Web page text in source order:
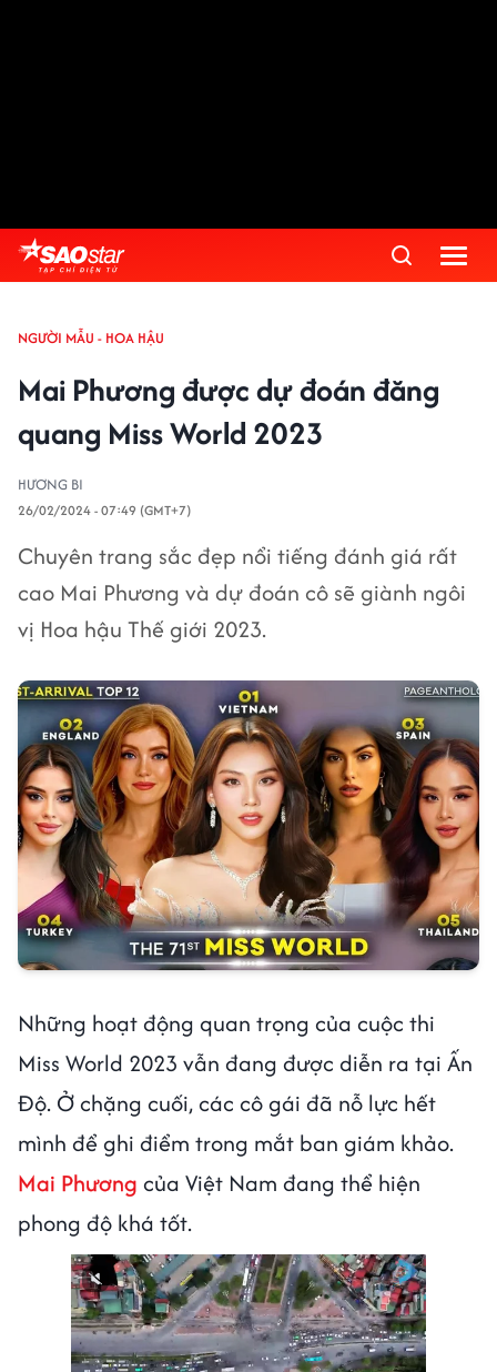
NGƯỜI MẪU - HOA HẬU
Mai Phương được dự đoán đăng
quang Miss World 2023
HƯƠNG BI
26/02/2024 - 07:49 (GMT+7)
Chuyên trang sắc đẹp nổi tiếng đánh giá rất
cao Mai Phương và dự đoán cô sẽ giành ngôi
vị Hoa hậu Thế giới 2023.
Những hoạt động quan trọng của cuộc thi
Miss World 2023 vẫn đang được diễn ra tại Ấn
Độ. Ở chặng cuối, các cô gái đã nỗ lực hết
mình để ghi điểm trong mắt ban giám khảo.
Mai Phương của Việt Nam đang thể hiện
phong độ khá tốt.